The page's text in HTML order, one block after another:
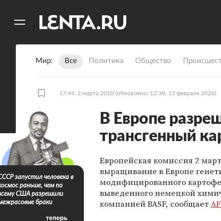
Мир Все Политика Общество
17:44, 2 марта 2010 (обновлено: 12:38, 13 февраля 2026)
В Европе
трансгенный
Европейская комиссия 2
выращивание в Европе
модифицированного
выведенного немецкой
компанией BASF, сообщает
запустил человека в
раньше, чем по
США разрешили
браки